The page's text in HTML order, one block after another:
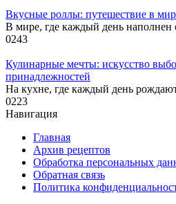
Вкусные роллы: путешествие в
В мире, где каждый день наполнен
0243
Кулинарные мечты: искусство
принадлежностей
На кухне, где каждый день
0223
Навигация
Главная
Архив рецептов
Обработка персональных
Обратная связь
Политика